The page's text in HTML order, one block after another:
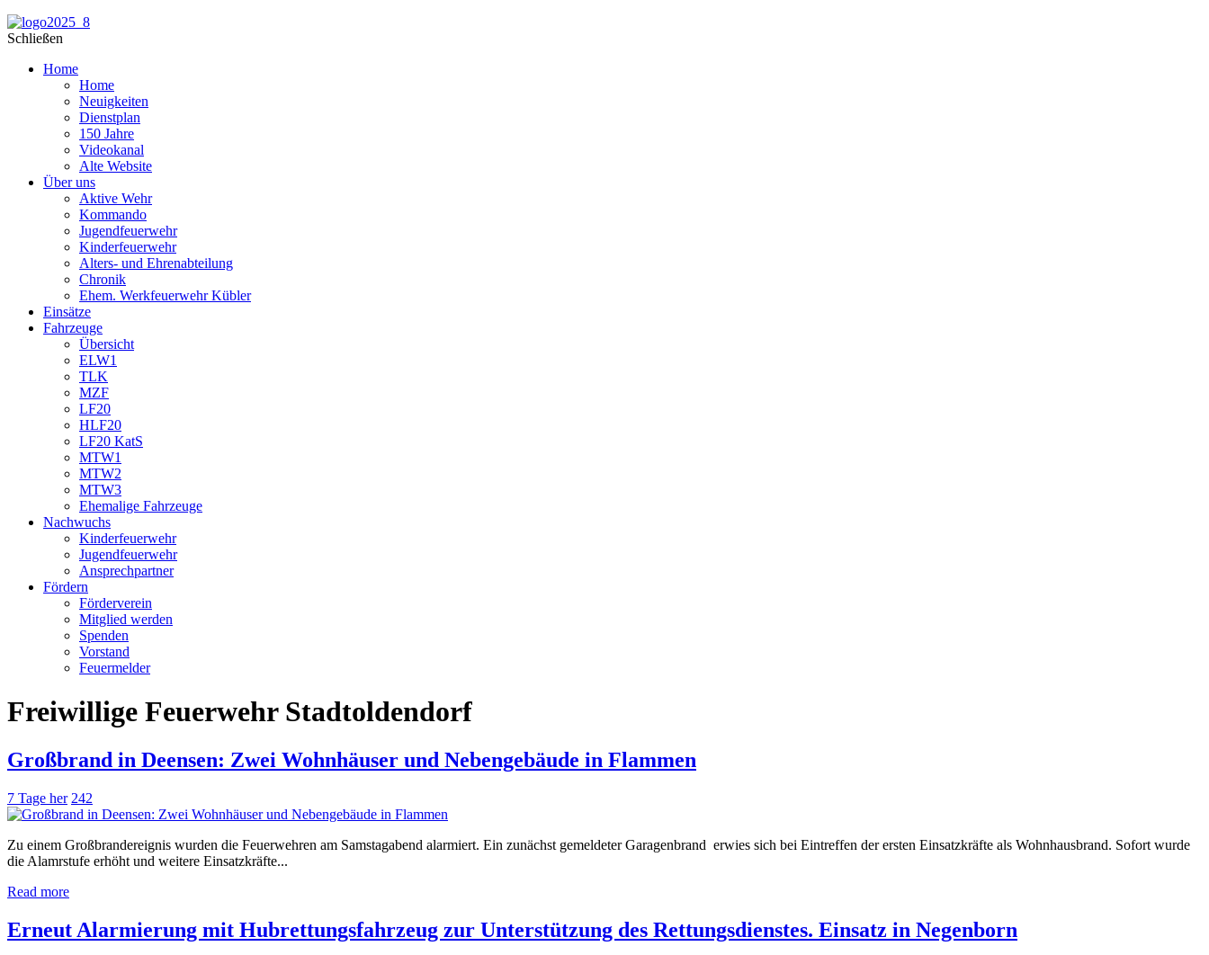
Schließen
Home
Home
Neuigkeiten
Dienstplan
150 Jahre
Videokanal
Alte Website
Über uns
Aktive Wehr
Kommando
Jugendfeuerwehr
Kinderfeuerwehr
Alters- und Ehrenabteilung
Chronik
Ehem. Werkfeuerwehr Kübler
Einsätze
Fahrzeuge
Übersicht
ELW1
TLK
MZF
LF20
HLF20
LF20 KatS
MTW1
MTW2
MTW3
Ehemalige Fahrzeuge
Nachwuchs
Kinderfeuerwehr
Jugendfeuerwehr
Ansprechpartner
Fördern
Förderverein
Mitglied werden
Spenden
Vorstand
Feuermelder
Freiwillige Feuerwehr Stadtoldendorf
Großbrand in Deensen: Zwei Wohnhäuser und Nebengebäude in Flammen
7 Tage her 242
Zu einem Großbrandereignis wurden die Feuerwehren am Samstagabend alarmiert. Ein zunächst gemeldeter Garagenbrand erwies sich bei Eintreffen der ersten Einsatzkräfte als Wohnhausbrand. Sofort wurde
die Alamrstufe erhöht und weitere Einsatzkräfte...
Read more
Erneut Alarmierung mit Hubrettungsfahrzeug zur Unterstützung des Rettungsdienstes. Einsatz in Negenborn